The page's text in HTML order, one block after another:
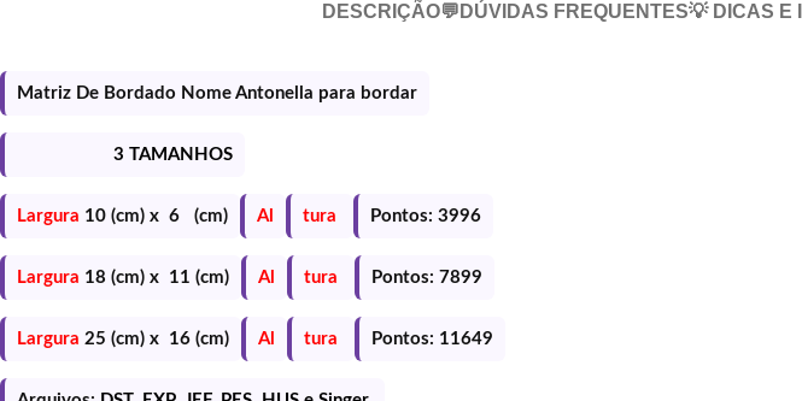
DESCRIÇÃO💬DÚVIDAS FREQUENTES💡 DICAS E
Matriz De Bordado Nome Antonella para bordar
3 TAMANHOS
Largura 10 (cm) x 6 (cm) Al tura Pontos: 3996
Largura 18 (cm) x 11 (cm) Al tura Pontos: 7899
Largura 25 (cm) x 16 (cm) Al tura Pontos: 11649